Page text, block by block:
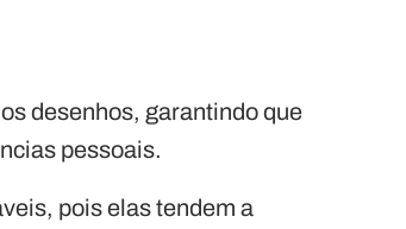
desenhos, garantindo que
pessoais.
pois elas tendem a